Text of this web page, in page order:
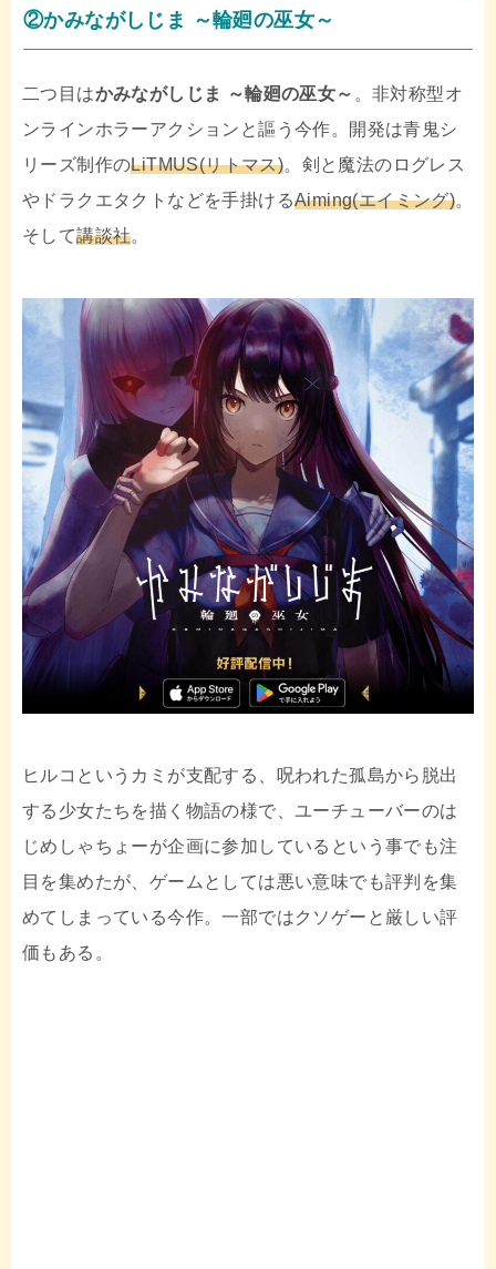
②かみながしじま ～輪廻の巫女～
二つ目はかみながしじま ～輪廻の巫女～ 。非対称型オ
ンラインホラーアクションと謳う今作。開発は青鬼シ
リーズ制作のLiTMUS(リトマス)。剣と魔法のログレス
やドラクエタクトなどを手掛けるAiming(エイミング)。
そして講談社。
ヒルコというカミが支配する、呪われた孤島から脱出
する少女たちを描く物語の様で、ユーチューバーのは
じめしゃちょーが企画に参加しているという事でも注
目を集めたが、ゲームとしては悪い意味でも評判を集
めてしまっている今作。一部ではクソゲーと厳しい評
価もある。